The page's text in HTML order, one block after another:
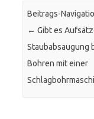
Beitrags-
← Gibt es
Staubabsaugung
Bohren mit einer